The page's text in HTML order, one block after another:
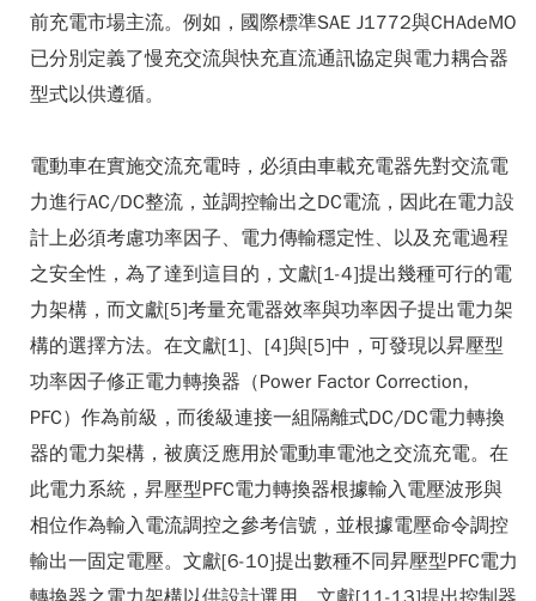
前充電市場主流。例如，國際標準SAE J1772與CHAdeMO
已分別定義了慢充交流與快充直流通訊協定與電力耦合器
型式以供遵循。
電動車在實施交流充電時，必須由車載充電器先對交流電
力進行AC/DC整流，並調控輸出之DC電流，因此在電力設
計上必須考慮功率因子、電力傳輸穩定性、以及充電過程
之安全性，為了達到這目的，文獻[1-4]提出幾種可行的電
力架構，而文獻[5]考量充電器效率與功率因子提出電力架
構的選擇方法。在文獻[1]、[4]與[5]中，可發現以昇壓型
功率因子修正電力轉換器（Power Factor Correction,
PFC）作為前級，而後級連接一組隔離式DC/DC電力轉換
器的電力架構，被廣泛應用於電動車電池之交流充電。在
此電力系統，昇壓型PFC電力轉換器根據輸入電壓波形與
相位作為輸入電流調控之參考信號，並根據電壓命令調控
輸出一固定電壓。文獻[6-10]提出數種不同昇壓型PFC電力